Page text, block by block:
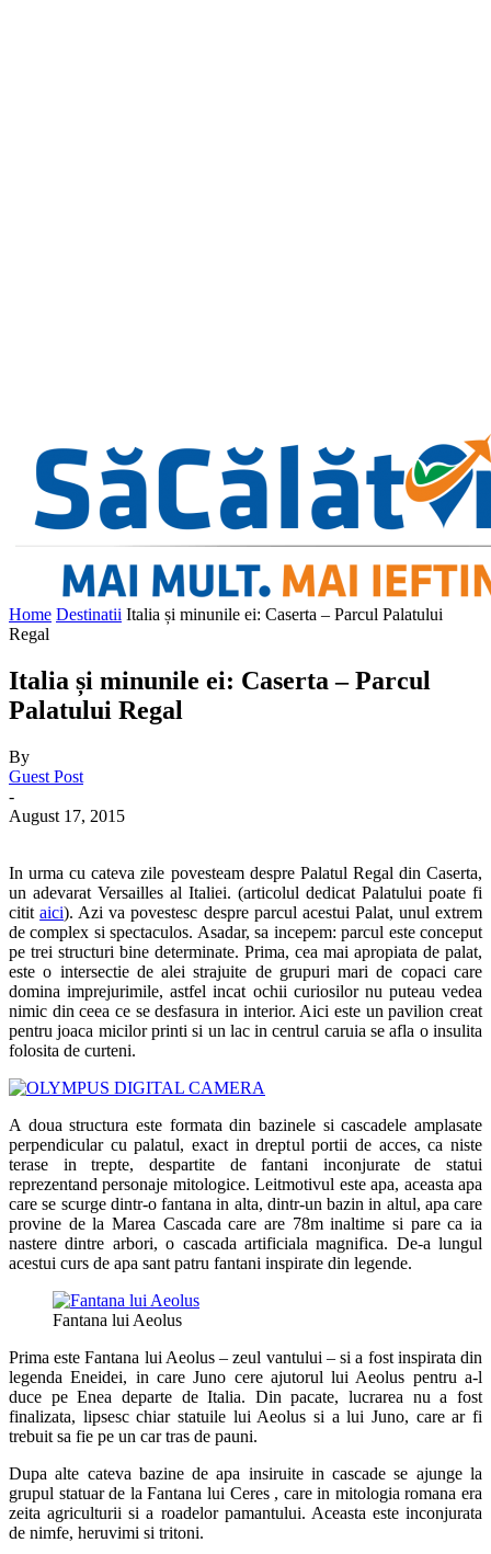
Home Destinatii Italia și minunile ei: Caserta – Parcul Palatului
Regal
Italia și minunile ei: Caserta – Parcul
Palatului Regal
By
Guest Post
-
August 17, 2015
In urma cu cateva zile povesteam despre Palatul Regal din Caserta,
un adevarat Versailles al Italiei. (articolul dedicat Palatului poate fi
cititaici). Azi va povestesc despre parcul acestui Palat, unul extrem
de complex si spectaculos. Asadar, sa incepem: parcul este conceput
pe trei structuri bine determinate. Prima, cea mai apropiata de palat,
este o intersectie de alei strajuite de grupuri mari de copaci care
domina imprejurimile, astfel incat ochii curiosilor nu puteau vedea
nimic din ceea ce se desfasura in interior. Aici este un pavilion creat
pentru joaca micilor printi si un lac in centrul caruia se afla o insulita
folosita de curteni.
A doua structura este formata din bazinele si cascadele amplasate
perpendicular cu palatul, exact in dreptul portii de acces, ca niste
terase in trepte, despartite de fantani inconjurate de statui
reprezentand personaje mitologice. Leitmotivul este apa, aceasta apa
care se scurge dintr-o fantana in alta, dintr-un bazin in altul, apa care
provine de la Marea Cascada care are 78m inaltime si pare ca ia
nastere dintre arbori, o cascada artificiala magnifica. De-a lungul
acestui curs de apa sant patru fantani inspirate din legende.
Fantana lui Aeolus
Prima este Fantana lui Aeolus – zeul vantului – si a fost inspirata din
legenda Eneidei, in care Juno cere ajutorul lui Aeolus pentru a-l
duce pe Enea departe de Italia. Din pacate, lucrarea nu a fost
finalizata, lipsesc chiar statuile lui Aeolus si a lui Juno, care ar fi
trebuit sa fie pe un car tras de pauni.
Dupa alte cateva bazine de apa insiruite in cascade se ajunge la
grupul statuar de la Fantana lui Ceres , care in mitologia romana era
zeita agriculturii si a roadelor pamantului. Aceasta este inconjurata
de nimfe, heruvimi si tritoni.